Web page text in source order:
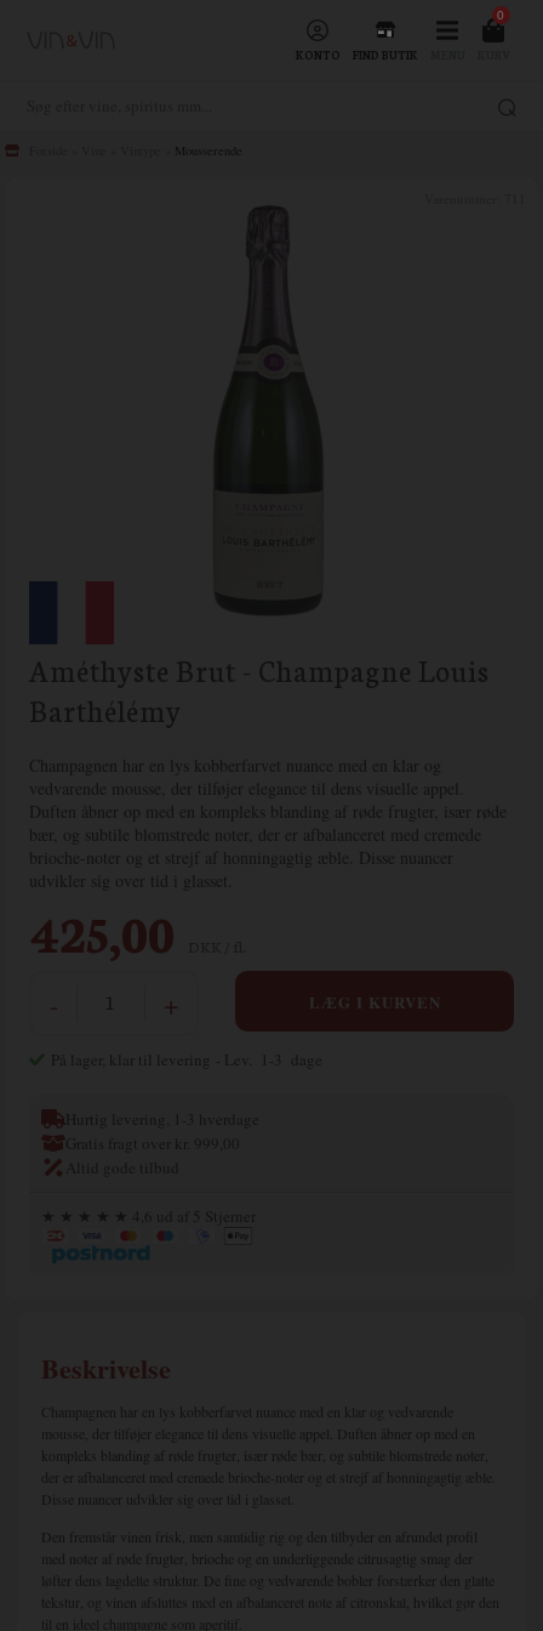
KONTO FIND BUTIK
0
Mousserende
Améthyste Brut - Champagne Louis
Barthélémy
Champagnen har en lys kobberfarvet nuance med en klar og
vedvarende mousse, der tilføjer elegance til dens visuelle appel.
Duften åbner op med en kompleks blanding af røde frugter, især røde
bær, og subtile blomstrede noter, der er afbalanceret med cremede
brioche-noter og et strejf af honningagtig æble. Disse nuancer
udvikler sig over tid i glasset.
425,00
- +
På lager, klar til levering - Lev. 1-3 dage
Hurtig levering, 1-3 hverdage
Gratis fragt over kr. 999,00
Altid gode tilbud
★ ★ ★ ★ ★ 4,6 ud af 5 Stjerner
Beskrivelse
Champagnen har en lys kobberfarvet nuance med en klar og vedvarende
mousse, der tilføjer elegance til dens visuelle appel. Duften åbner op med en
kompleks blanding af røde frugter, især røde bær, og subtile blomstrede noter,
der er afbalanceret med cremede brioche-noter og et strejf af honningagtig æble.
Disse nuancer udvikler sig over tid i glasset.
Den fremstår vinen frisk, men samtidig rig og den tilbyder en afrundet profil
med noter af røde frugter, brioche og en underliggende citrusagtig smag der
løfter dens lagdelte struktur. De fine og vedvarende bobler forstærker den glatte
tekstur, og vinen afsluttes med en afbalanceret note af citronskal, hvilket gør den
til en ideel champagne som aperitif.